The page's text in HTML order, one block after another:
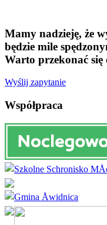
Mamy nadzieję, że
będzie mile
Warto przekonać się
Wyślij zapytanie
Współpraca